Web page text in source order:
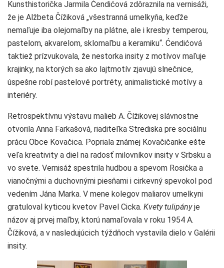
Kunsthistorička Jarmila Ćendićová zdôraznila na vernisáži,
že je Alžbeta Čížiková „všestranná umelkyňa, keďže
nemaľuje iba olejomaľby na plátne, ale i kresby temperou,
pastelom, akvarelom, sklomaľbu a keramiku“. Ćendićová
taktiež prízvukovala, že nestorka insity z motívov maľuje
krajinky, na ktorých sa ako lajtmotív zjavujú slnečnice,
úspešne robí pastelové portréty, animalistické motívy a
interiéry.
Retrospektívnu výstavu malieb A. Čížikovej slávnostne
otvorila Anna Farkašová, riaditeľka Strediska pre sociálnu
prácu Obce Kovačica. Popriala známej Kovačičanke ešte
veľa kreativity a diel na radosť milovníkov insity v Srbsku a
vo svete. Vernisáž spestrila hudbou a spevom Rosička a
vianočnými a duchovnými piesňami i cirkevný spevokol pod
vedením Jána Marka. V mene kolegov maliarov umelkyni
gratuloval kyticou kvetov Pavel Cicka. Kvety tulipányje
názov aj prvej maľby, ktorú namaľovala v roku 1954 A.
Čížiková, a v nasledujúcich týždňoch vystavila dielo v Galérii
insity.